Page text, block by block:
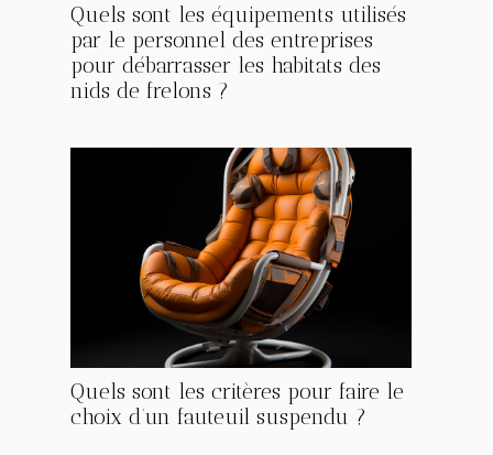
Quels sont les équipements utilisés
par le personnel des entreprises
pour débarrasser les habitats des
nids de frelons ?
Quels sont les critères pour faire le
choix d’un fauteuil suspendu ?